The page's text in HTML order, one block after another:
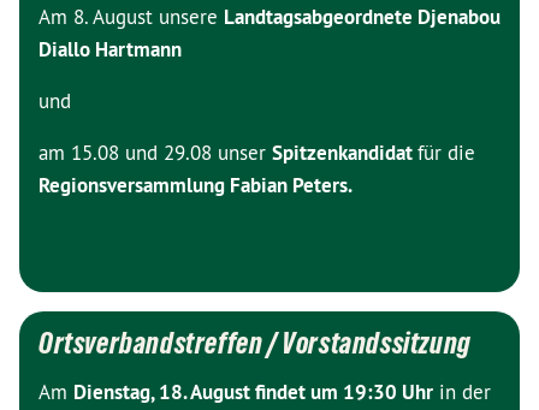
Am 8. August unsere Landtagsabgeordnete Djenabou
Diallo Hartmann
und
am 15.08 und 29.08 unser Spitzenkandidatfür die
Regionsversammlung Fabian Peters.
Ortsverbandstreffen / Vorstandssitzung
Am Dienstag, 18. August findet um 19:30 Uhr in der